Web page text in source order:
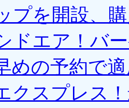
プを開設、
ドエア！バ
めの予約で
クスプレス